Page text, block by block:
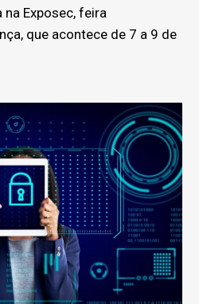
Exposec, feira
que acontece de 7 a 9 de